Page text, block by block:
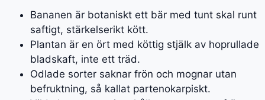
Bananen är botaniskt ett bär med tunt skal runt
saftigt, stärkelserikt kött.
Plantan är en ört med köttig stjälk av hoprullade
bladskaft, inte ett träd.
Odlade sorter saknar frön och mognar utan
befruktning, så kallat partenokarpiskt.